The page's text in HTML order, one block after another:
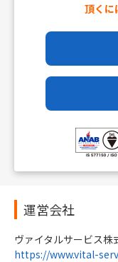
頂くに
運営会社
ヴァイタルサービス株
https://www.vital-